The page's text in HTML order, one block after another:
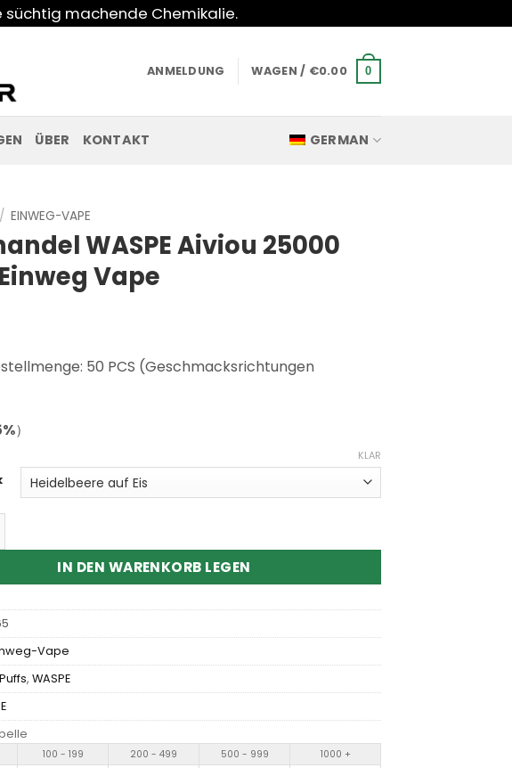
süchtig machende Chemikalie.
ANMELDUNG WAGEN / €0.00 0
ÜBER KONTAKT GERMAN
/ EINWEG-VAPE
WASPE Aiviou 25000
Vape
50 PCS (Geschmacksrichtungen
）
KLAR
WASPE Aiviou 25000 Puffs Disposable Vape Menge
IN DEN WARENKORB LEGEN
Vape
, WASPE
100 - 199 200 - 499 500 - 999 1000 +